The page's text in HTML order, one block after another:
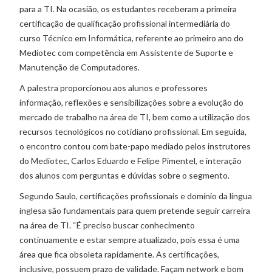
para a TI. Na ocasião, os estudantes receberam a primeira
certificação de qualificação profissional intermediária do
curso Técnico em Informática, referente ao primeiro ano do
Mediotec com competência em Assistente de Suporte e
Manutenção de Computadores.
A palestra proporcionou aos alunos e professores
informação, reflexões e sensibilizações sobre a evolução do
mercado de trabalho na área de TI, bem como a utilização dos
recursos tecnológicos no cotidiano profissional. Em seguida,
o encontro contou com bate-papo mediado pelos instrutores
do Mediotec, Carlos Eduardo e Felipe Pimentel, e interação
dos alunos com perguntas e dúvidas sobre o segmento.
Segundo Saulo, certificações profissionais e domínio da língua
inglesa são fundamentais para quem pretende seguir carreira
na área de TI. “É preciso buscar conhecimento
continuamente e estar sempre atualizado, pois essa é uma
área que fica obsoleta rapidamente. As certificações,
inclusive, possuem prazo de validade. Façam network e bom